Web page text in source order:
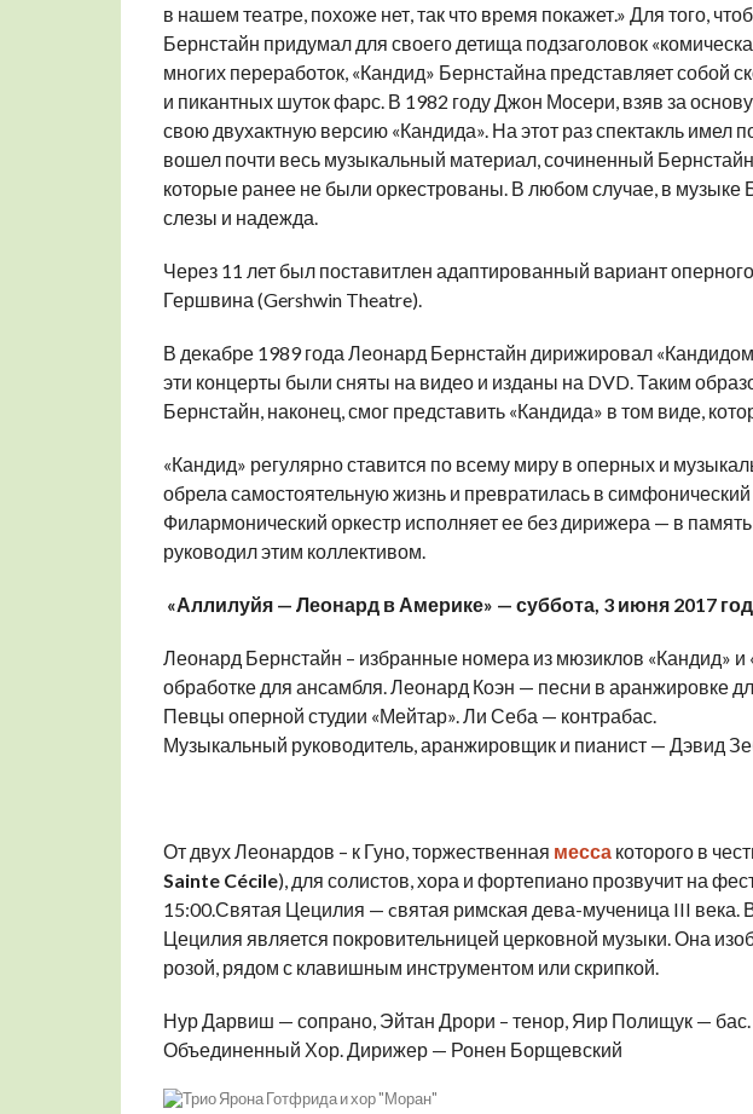
в нашем театре, похоже нет, так что время покажет.» Для того,
Бернстайн придумал для своего детища подзаголовок
многих переработок, «Кандид» Бернстайна представляет собой
и пикантных шуток фарс. В 1982 году Джон Мосери, взяв за
свою двухактную версию «Кандида». На этот раз спектакль имел
вошел почти весь музыкальный материал, сочиненный
которые ранее не были оркестрованы. В любом случае, в музыке
слезы и надежда.
Через 11 лет был поставитлен адаптированный вариант
Гершвина (Gershwin Theatre).
В декабре 1989 года Леонард Бернстайн дирижировал
эти концерты были сняты на видео и изданы на DVD. Таким
Бернстайн, наконец, смог представить «Кандида» в том виде,
«Кандид» регулярно ставится по всему миру в оперных и
обрела самостоятельную жизнь и превратилась в
Филармонический оркестр исполняет ее без дирижера — в
руководил этим коллективом.
«Аллилуйя — Леонард в Америке» — суббота, 3 июня 2017
Леонард Бернстайн – избранные номера из мюзиклов «Кандид» и
обработке для ансамбля. Леонард Коэн — песни в аранжировке
Певцы оперной студии «Мейтар». Ли Себа — контрабас.
Музыкальный руководитель, аранжировщик и пианист — Дэвид
От двух Леонардов – к Гуно, торжественная месса которого в
Sainte Cécile), для солистов, хора и фортепиано прозвучит на
15:00.Святая Цецилия — cвятая римская дева-мученица III века.
Цецилия является покровительницей церковной музыки. Она
розой, рядом с клавишным инструментом или скрипкой.
Нур Дарвиш — сопрано, Эйтан Дрори – тенор, Яир Полищук — бас.
Объединенный Хор. Дирижер — Ронен Борщевский